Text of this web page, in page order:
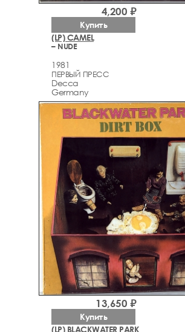
(LP) CAMEL
– NUDE
1981
ПЕРВЫЙ ПРЕСС
Decca
Germany
4,200 ₽
Купить
(LP) BLACKWATER PARK
13,650 ₽
Купить